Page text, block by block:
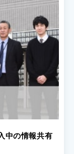
中の情報共有